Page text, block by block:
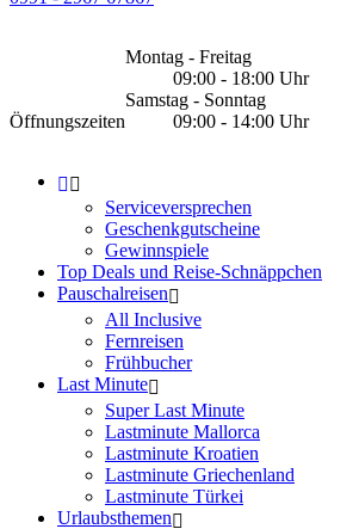
Öffnungszeiten
Montag - Freitag
09:00 - 18:00 Uhr
Samstag - Sonntag
09:00 - 14:00 Uhr
Serviceversprechen
Geschenkgutscheine
Gewinnspiele
Top Deals und Reise-Schnäppchen
Pauschalreisen
All Inclusive
Fernreisen
Frühbucher
Last Minute
Super Last Minute
Lastminute Mallorca
Lastminute Kroatien
Lastminute Griechenland
Lastminute Türkei
Urlaubsthemen